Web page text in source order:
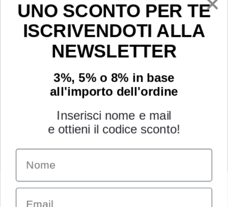
Youtube
INFORMAZIONI
Chi siamo
UNO SCONTO PER TE
ISCRIVENDOTI ALLA
NEWSLETTER
3%, 5% o 8% in base
all'importo dell'ordine
Inserisci nome e mail
e ottieni il codice sconto!
Name
Email